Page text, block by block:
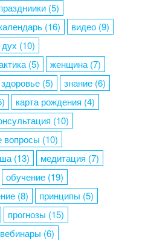
(5)
(16) видео(9)
дух (10)
(5) женщина(7)
здоровье(5) знание(6)
карта рождения (4)
(10)
вопросы (10)
(13) медитация (7)
обучение(19)
(8) принципы (5)
прогнозы (15)
(6)